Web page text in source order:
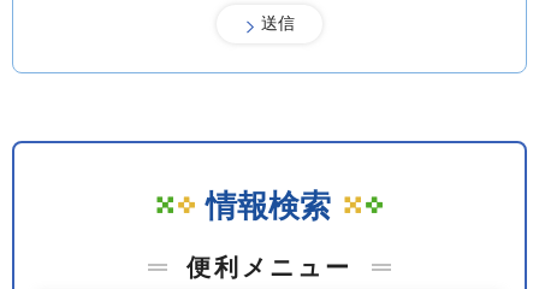
情報検索
便利メニュー